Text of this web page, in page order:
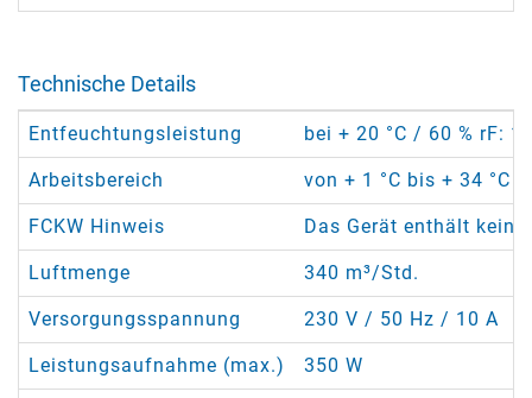
Technische Details
Entfeuchtungsleistung bei + 20 °C / 60 % rF:
Arbeitsbereich von + 1 °C bis + 34 °C
FCKW Hinweis Das Gerät enthält
Luftmenge 340 m³/Std.
Versorgungsspannung 230 V / 50 Hz / 10 A
Leistungsaufnahme (max.) 350 W